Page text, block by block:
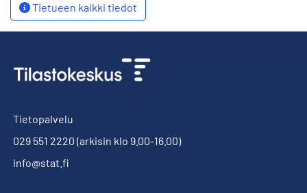
Tietueen kaikki tiedot
Tietopalvelu
029 551 2220 (arkisin klo 9.00-16.00)
info@stat.fi